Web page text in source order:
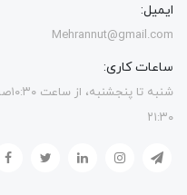
ایمیل:
Mehrannut@gmail.com
ساعات کاری:
۲۱:۳۰